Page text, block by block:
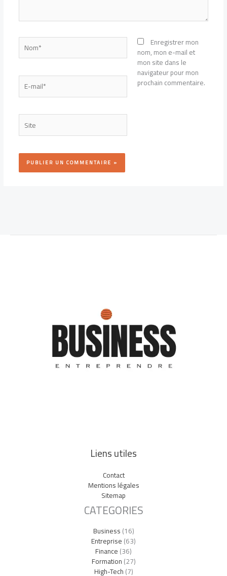
Nom*
E-
mail*
Site
Enregistrer mon
nom, mon e-mail et
mon site dans le
navigateur pour mon
prochain commentaire.
Liens utiles
Contact
Mentions légales
Sitemap
CATEGORIES
Business(16)
Entreprise(63)
Finance(36)
Formation(27)
High-Tech(7)